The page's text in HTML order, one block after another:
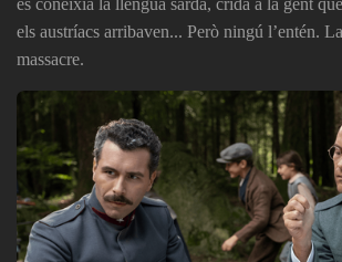
els austríacs arribaven... Però ningú l’entén.
massacre.